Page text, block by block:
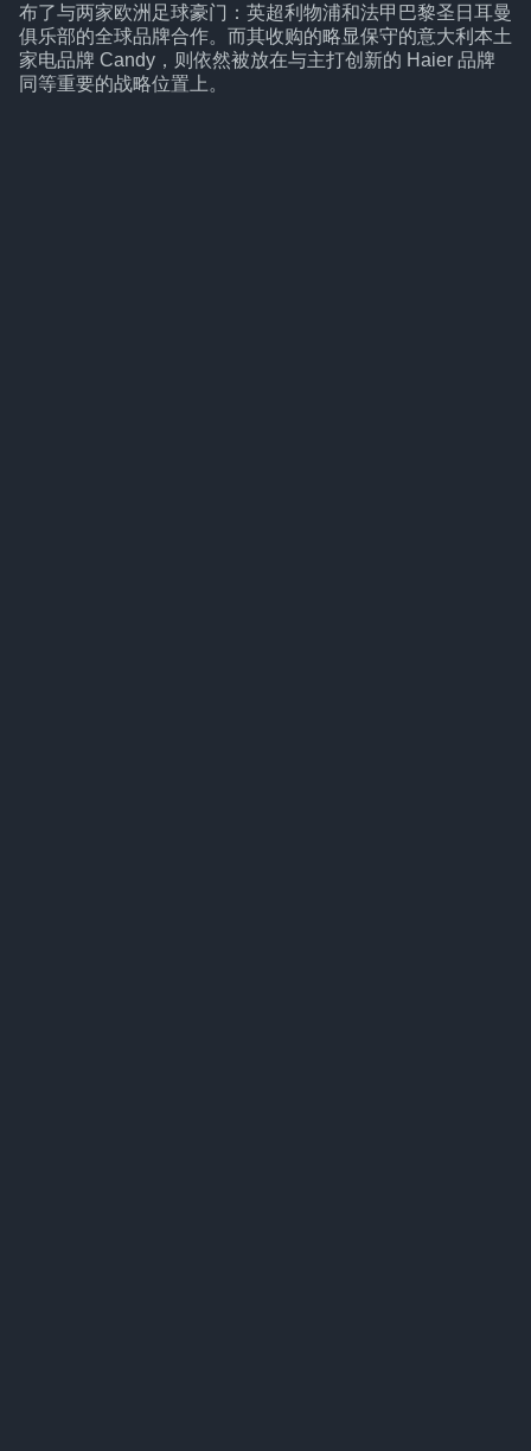
布了与两家欧洲足球豪门：英超利物浦和法甲巴黎圣日耳曼
俱乐部的全球品牌合作。而其收购的略显保守的意大利本土
家电品牌 Candy，则依然被放在与主打创新的 Haier 品牌
同等重要的战略位置上。